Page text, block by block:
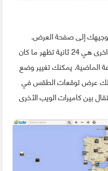
إلى صفحة العرض.
افتراضيا، الوقت الفاصل بين صورة واخرى هي 24 ثانية تظهر ما كان
مجال الرؤية في ال 24 ساعة الماضية. يمكنك تغيير وضع
كذلك عرض توقعات الطقس في
بين كاميرات الويب الأخرى